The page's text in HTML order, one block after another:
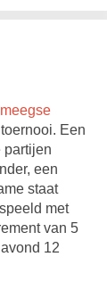
Een
partijen
een
staat
met
van 5
12